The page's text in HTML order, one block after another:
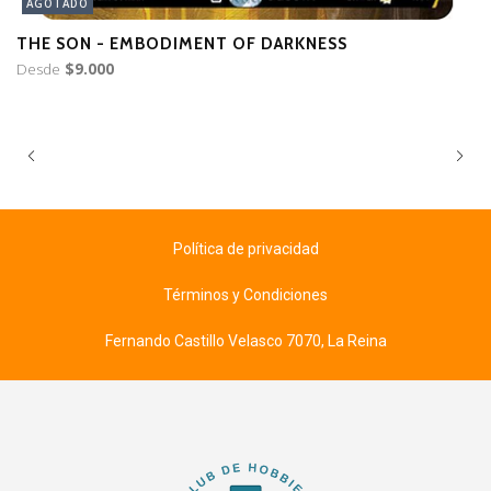
AGOTADO
THE SON - EMBODIMENT OF DARKNESS
Desde $9.000
Política de privacidad
Términos y Condiciones
Fernando Castillo Velasco 7070, La Reina